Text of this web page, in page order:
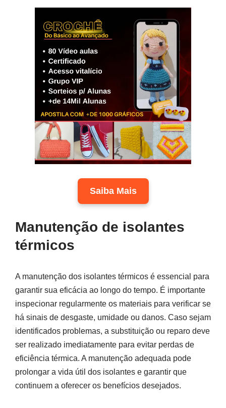
Saiba Mais
Manutenção de isolantes
térmicos
A manutenção dos isolantes térmicos é essencial para
garantir sua eficácia ao longo do tempo. É importante
inspecionar regularmente os materiais para verificar se
há sinais de desgaste, umidade ou danos. Caso sejam
identificados problemas, a substituição ou reparo deve
ser realizado imediatamente para evitar perdas de
eficiência térmica. A manutenção adequada pode
prolongar a vida útil dos isolantes e garantir que
continuem a oferecer os benefícios desejados.